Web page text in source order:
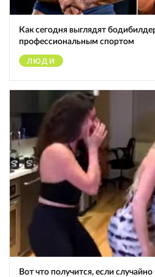
Как сегодня выглядят
профессиональным спортом
ЛЮДИ
Вот что получится, если